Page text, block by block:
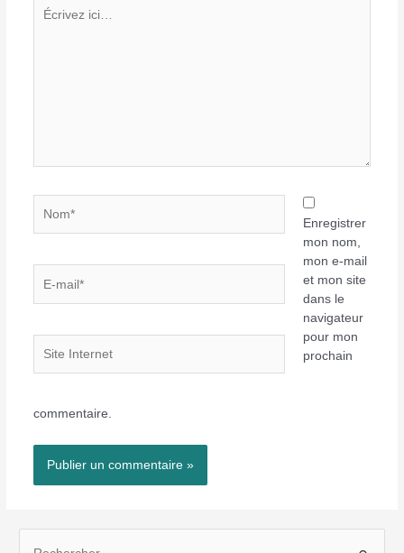
ici…
mail*
Internet
Enregistrer
mon nom,
mon e-mail
et mon site
dans le
navigateur
pour mon
prochain
commentaire.